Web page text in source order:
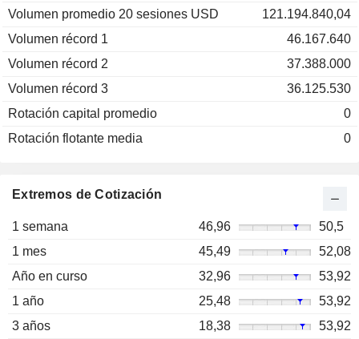
Volumen promedio 20 sesiones USD
121.194.840,04
Volumen récord 1
46.167.640
Volumen récord 2
37.388.000
Volumen récord 3
36.125.530
Rotación capital promedio
0
Rotación flotante media
0
Extremos de Cotización
1 semana 46,96
50,5
1 mes
45,49
52,08
Año en curso
32,96
53,92
1 año
25,48
53,92
3 años
18,38
53,92